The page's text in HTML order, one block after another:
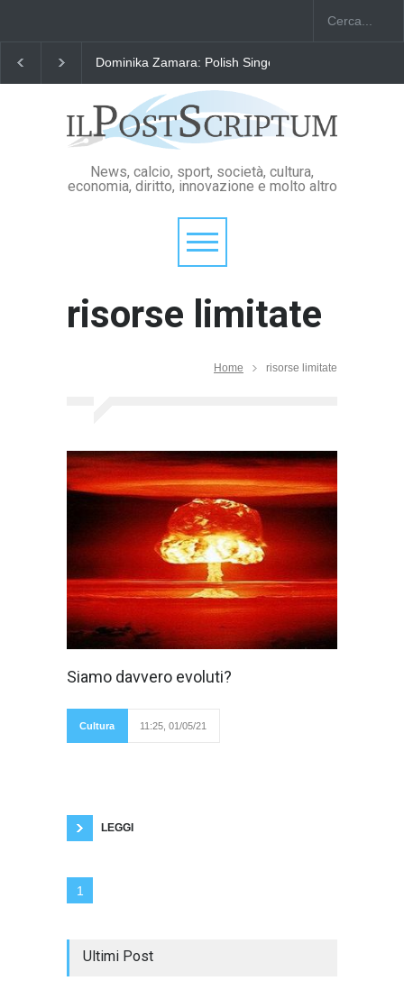
Dominika Zamara: Polish Singers' Alliance ofAmerica
News, calcio, sport, società, cultura,
economia, diritto, innovazione e molto altro
risorse limitate
Home risorse limitate
Siamo davvero evoluti?
Cultura 11:25, 01/05/21
LEGGI
1
Ultimi Post